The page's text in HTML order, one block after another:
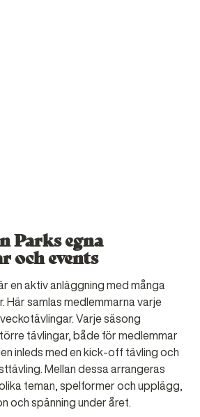
Parks egna
och events
en aktiv anläggning med många
Här samlas medlemmarna varje
Varje säsong
tävlingar, både för medlemmar
inleds med en kick-off tävling och
Mellan dessa arrangeras
teman, spelformer och upplägg,
och spänning under året.